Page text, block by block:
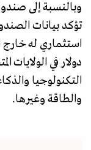
وبالنسبة إلى
تؤكد بيانات
التكنولوجيا
والطاقة وغيرها.